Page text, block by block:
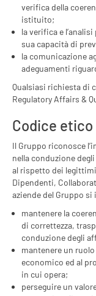
verifica della
istituito;
la verifica e
sua capacità di
la comunicazione
adeguamenti
Qualsiasi richiesta di
Regulatory Affairs &
Codice etico
Il Gruppo riconosce
nella conduzione
al rispetto dei
Dipendenti,
aziende del Gruppo
mantenere la
di correttezza,
conduzione degli
mantenere un
economico ed al
in cui opera;
perseguire un